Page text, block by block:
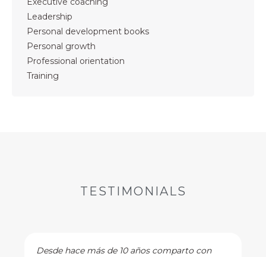
Leadership
Personal development books
Personal growth
Professional orientation
Training
TESTIMONIALS
Desde hace más de 10 años comparto con